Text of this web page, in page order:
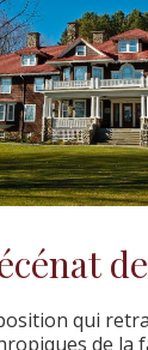
qui
de la